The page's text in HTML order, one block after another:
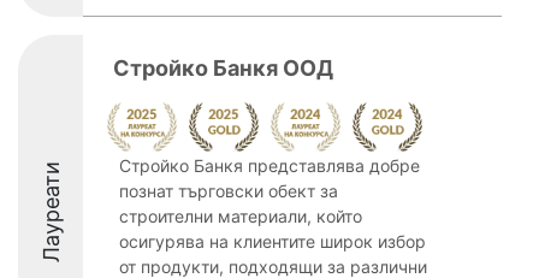
Лауреати
Стройко Банкя ООД
Стройко Банкя представлява добре
познат търговски обект за
строителни материали, който
осигурява на клиентите широк избор
от продукти, подходящи за различни